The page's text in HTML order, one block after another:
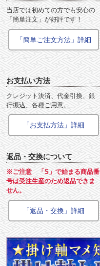
当店では初めての方でも安心の
「簡単注文」が好評です！
「簡単ご注文方法」詳細
お支払い方法
クレジット決済、代金引換、銀
行振込、各種ご用意。
「お支払方法」詳細
返品・交換について
※ご注意 「S」で始まる商品番
号は受注生産のため返品できま
せん。
「返品・交換」詳細